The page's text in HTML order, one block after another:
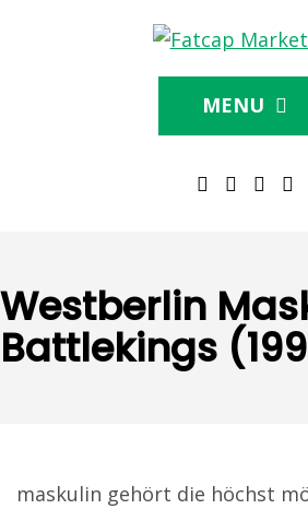
MENU
Westberlin
Battlekings
maskulin gehört die höchst